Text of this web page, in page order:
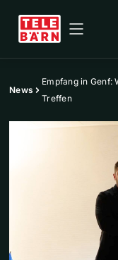
News
Empfang in Genf:
Treffen